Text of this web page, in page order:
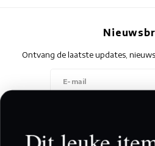
Ontvang de laatste updates,